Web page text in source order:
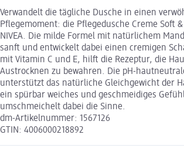
Verwandelt die tägliche Dusche in einen
Pflegemoment: die Pflegedusche Creme Soft
NIVEA. Die milde Formel mit natürlichem
sanft und entwickelt dabei einen cremigen
mit Vitamin C und E, hilft die Rezeptur, die
Austrocknen zu bewahren. Die pH-
unterstützt das natürliche Gleichgewicht der
ein spürbar weiches und geschmeidiges
umschmeichelt dabei die Sinne.
dm-Artikelnummer: 1567126
GTIN: 4006000218892